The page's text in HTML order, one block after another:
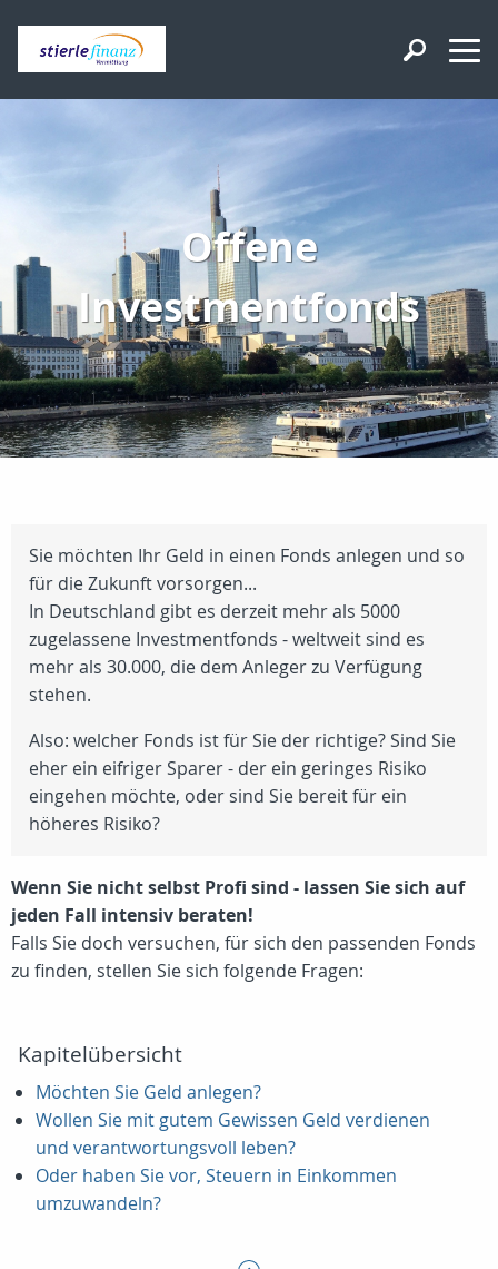
Offene
Investmentfonds
Sie möchten Ihr Geld in einen Fonds anlegen und so
für die Zukunft vorsorgen...
In Deutschland gibt es derzeit mehr als 5000
zugelassene Investmentfonds - weltweit sind es
mehr als 30.000, die dem Anleger zu Verfügung
stehen.
Also: welcher Fonds ist für Sie der richtige? Sind Sie
eher ein eifriger Sparer - der ein geringes Risiko
eingehen möchte, oder sind Sie bereit für ein
höheres Risiko?
Wenn Sie nicht selbst Profi sind - lassen Sie sich auf
jeden Fall intensiv beraten!
Falls Sie doch versuchen, für sich den passenden Fonds
zu finden, stellen Sie sich folgende Fragen:
Kapitelübersicht
Möchten Sie Geld anlegen?
Wollen Sie mit gutem Gewissen Geld verdienen
und verantwortungsvoll leben?
Oder haben Sie vor, Steuern in Einkommen
umzuwandeln?